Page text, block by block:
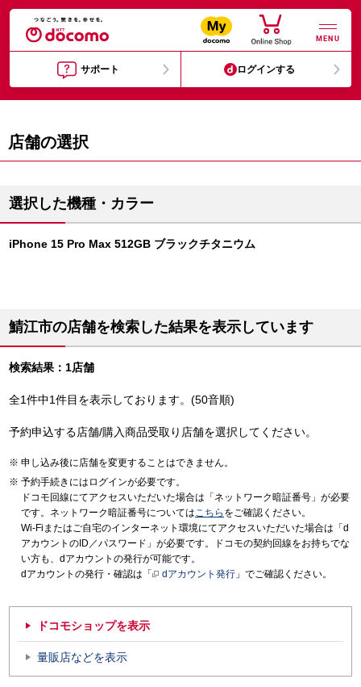
MENU
サポート ログインする
店舗の選択
選択した機種・カラー
iPhone 15 Pro Max 512GB ブラックチタニウム
鯖江市の店舗を検索した結果を表示しています
検索結果：1店舗
全1件中1件目を表示しております。(50音順)
予約申込する店舗/購入商品受取り店舗を選択してください。
申し込み後に店舗を変更することはできません。
予約手続きにはログインが必要です。
ドコモ回線にてアクセスいただいた場合は「ネットワーク暗証番号」が必要
です。ネットワーク暗証番号についてはこちら をご確認ください。
Wi-Fiまたはご自宅のインターネット環境にてアクセスいただいた場合は「d
アカウントのID／パスワード」が必要です。ドコモの契約回線をお持ちでな
い方も、dアカウントの発行が可能です。
dアカウントの発行・確認は「
dアカウント発行 」でご確認ください。
ドコモショップを表示
量販店などを表示